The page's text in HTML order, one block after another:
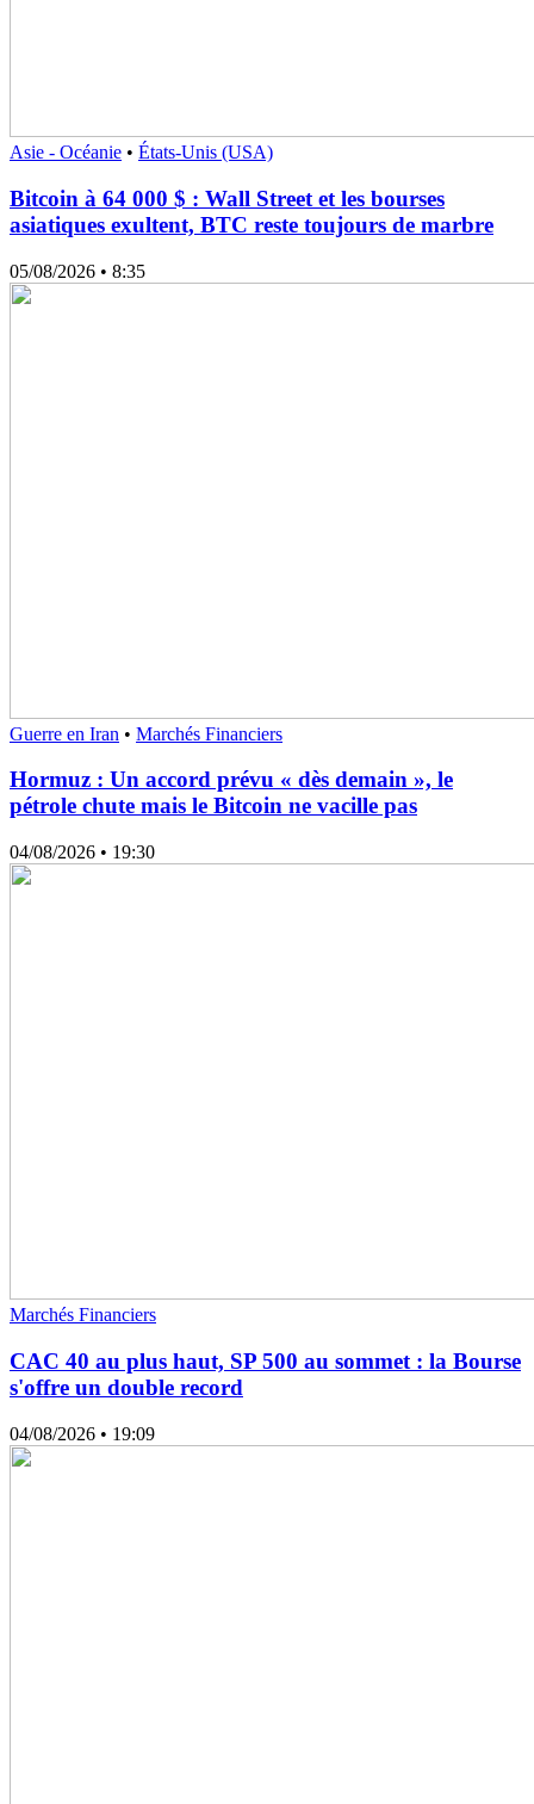
Asie - Océanie • États-Unis (USA)
Bitcoin à 64 000 $ : Wall Street et les bourses
asiatiques exultent, BTC reste toujours de marbre
05/08/2026 • 8:35
Guerre en Iran • Marchés Financiers
Hormuz : Un accord prévu « dès demain », le
pétrole chute mais le Bitcoin ne vacille pas
04/08/2026 • 19:30
Marchés Financiers
CAC 40 au plus haut, SP 500 au sommet : la Bourse
s'offre un double record
04/08/2026 • 19:09